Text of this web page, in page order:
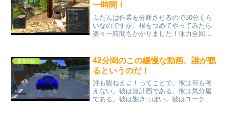
一時間！
ふだんは作業を分断させるので30分くら
いなのですが、根をつめてやってみたら
楽々一時間もかかりました！体力全回復
ます。さらにあらたいへん家畜の餌がな
い！ってことで、餌づ...
冒険日記
42分間のこの緩慢な動画、誰が観
るというのだ！
誰も観ねえよ！ってことで。彼は何も考
えない。彼は無計画である。彼は気分屋
である。彼は飽きっぽい。彼はユーチュ